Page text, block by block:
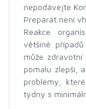
nepodávejte
Preparát není
Reakce
většině
může
pomalu zlepší,
problémy,
týdny s